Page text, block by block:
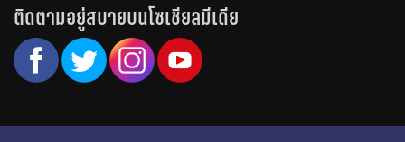
ติดตามอยู่สบายบนโซเชียลมีเดีย